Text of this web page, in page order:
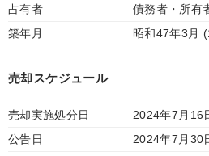
占有者
債務者・所有
築年月
昭和47年3月
売却スケジュール
売却実施処分日
2024年7月16
公告日
2024年7月30